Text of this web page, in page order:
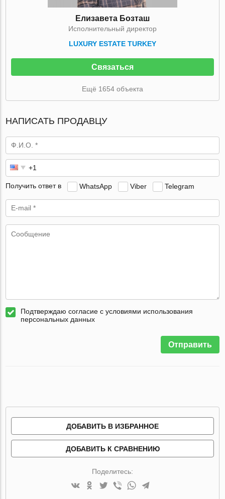
Елизавета Бозташ
Исполнительный директор
LUXURY ESTATE TURKEY
Связаться
Ещё 1654 объекта
НАПИСАТЬ ПРОДАВЦУ
Получить ответ в WhatsApp Viber Telegram
Подтверждаю согласие с условиями использования
персональных данных
Отправить
ДОБАВИТЬ В ИЗБРАННОЕ
ДОБАВИТЬ К СРАВНЕНИЮ
Поделитесь: